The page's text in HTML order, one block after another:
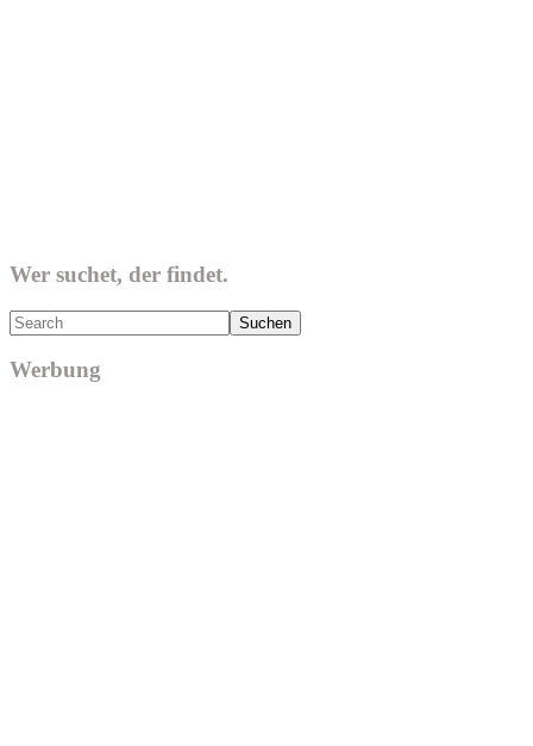
Wer suchet, der findet.
Search
Werbung